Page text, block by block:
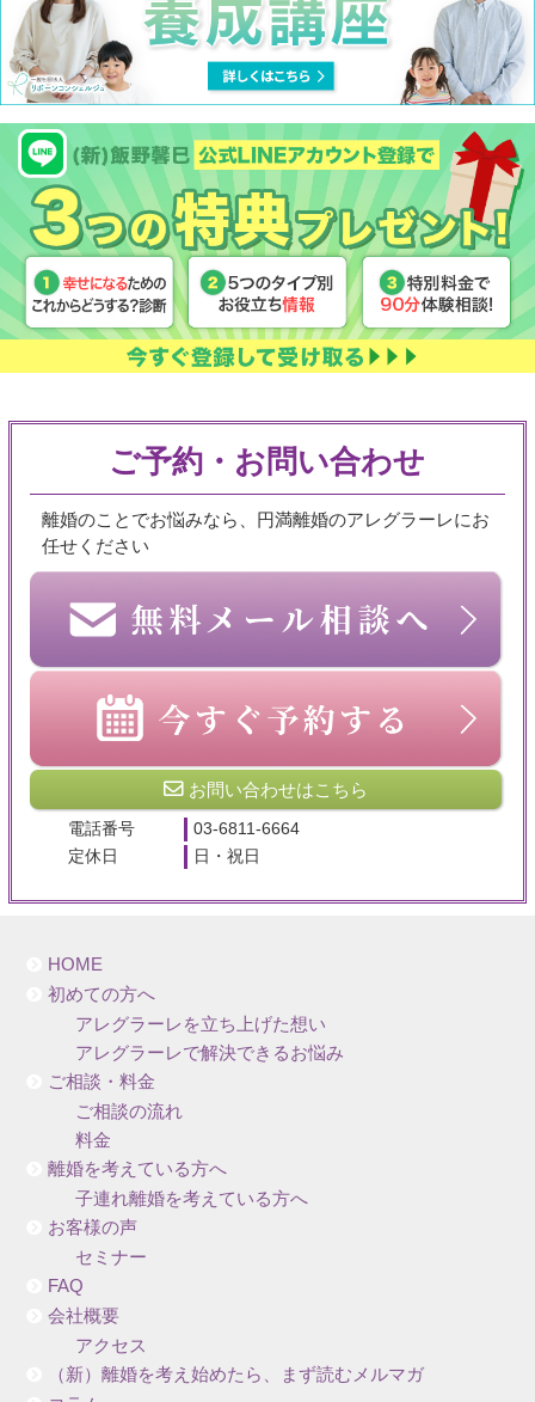
ご予約・お問い合わせ
離婚のことでお悩みなら、円満離婚のアレグラーレにお
任せください
お問い合わせはこちら
電話番号
03-6811-6664
定休日
日・祝日
HOME
初めての方へ
アレグラーレを立ち上げた想い
アレグラーレで解決できるお悩み
ご相談・料金
ご相談の流れ
料金
離婚を考えている方へ
子連れ離婚を考えている方へ
お客様の声
セミナー
FAQ
会社概要
アクセス
（新）離婚を考え始めたら、まず読むメルマガ